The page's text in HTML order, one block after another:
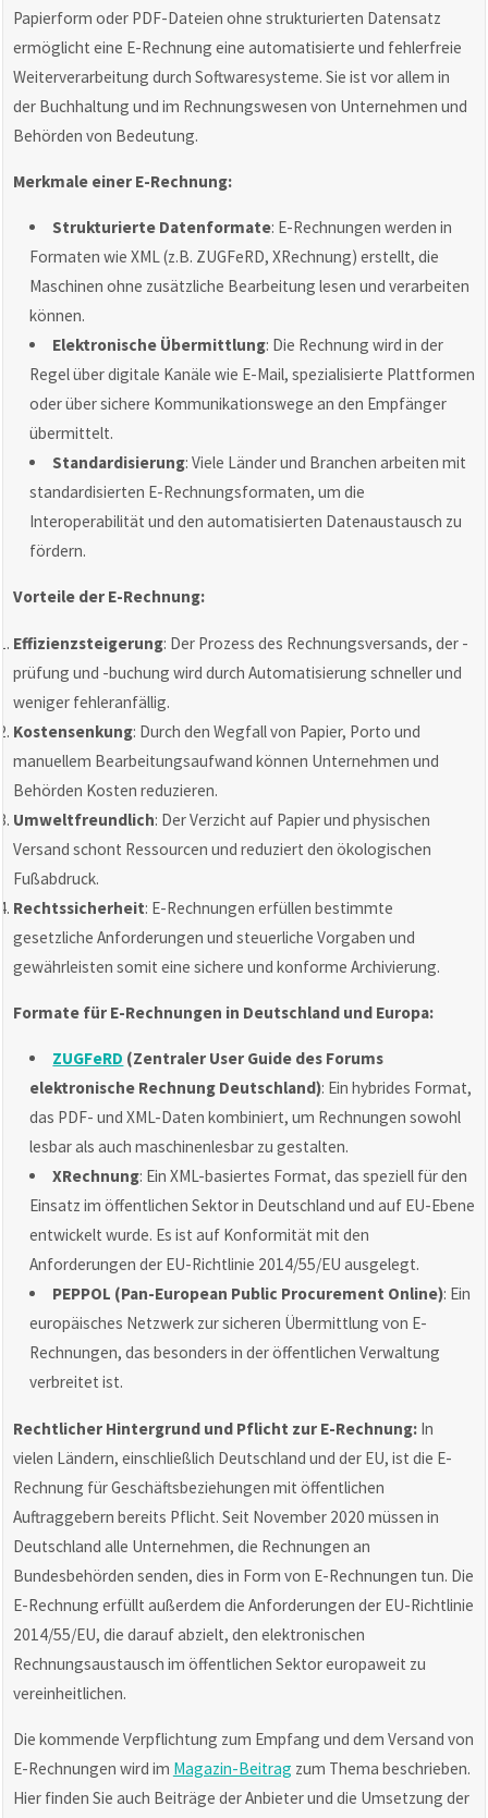
Papierform oder PDF-Dateien ohne strukturierten Datensatz
ermöglicht eine E-Rechnung eine automatisierte und fehlerfreie
Weiterverarbeitung durch Softwaresysteme. Sie ist vor allem in
der Buchhaltung und im Rechnungswesen von Unternehmen und
Behörden von Bedeutung.
Merkmale einer E-Rechnung:
Strukturierte Datenformate: E-Rechnungen werden in
Formaten wie XML (z.B. ZUGFeRD, XRechnung) erstellt, die
Maschinen ohne zusätzliche Bearbeitung lesen und verarbeiten
können.
Elektronische Übermittlung: Die Rechnung wird in der
Regel über digitale Kanäle wie E-Mail, spezialisierte Plattformen
oder über sichere Kommunikationswege an den Empfänger
übermittelt.
Standardisierung: Viele Länder und Branchen arbeiten mit
standardisierten E-Rechnungsformaten, um die
Interoperabilität und den automatisierten Datenaustausch zu
fördern.
Vorteile der E-Rechnung:
Effizienzsteigerung: Der Prozess des Rechnungsversands, der -
prüfung und -buchung wird durch Automatisierung schneller und
weniger fehleranfällig.
Kostensenkung: Durch den Wegfall von Papier, Porto und
manuellem Bearbeitungsaufwand können Unternehmen und
Behörden Kosten reduzieren.
Umweltfreundlich: Der Verzicht auf Papier und physischen
Versand schont Ressourcen und reduziert den ökologischen
Fußabdruck.
Rechtssicherheit: E-Rechnungen erfüllen bestimmte
gesetzliche Anforderungen und steuerliche Vorgaben und
gewährleisten somit eine sichere und konforme Archivierung.
Formate für E-Rechnungen in Deutschland und Europa:
ZUGFeRD (Zentraler User Guide des Forums
elektronische Rechnung Deutschland): Ein hybrides Format,
das PDF- und XML-Daten kombiniert, um Rechnungen sowohl
lesbar als auch maschinenlesbar zu gestalten.
XRechnung: Ein XML-basiertes Format, das speziell für den
Einsatz im öffentlichen Sektor in Deutschland und auf EU-Ebene
entwickelt wurde. Es ist auf Konformität mit den
Anforderungen der EU-Richtlinie 2014/55/EU ausgelegt.
PEPPOL (Pan-European Public Procurement Online): Ein
europäisches Netzwerk zur sicheren Übermittlung von E-
Rechnungen, das besonders in der öffentlichen Verwaltung
verbreitet ist.
Rechtlicher Hintergrund und Pflicht zur E-Rechnung:In
vielen Ländern, einschließlich Deutschland und der EU, ist die E-
Rechnung für Geschäftsbeziehungen mit öffentlichen
Auftraggebern bereits Pflicht. Seit November 2020 müssen in
Deutschland alle Unternehmen, die Rechnungen an
Bundesbehörden senden, dies in Form von E-Rechnungen tun. Die
E-Rechnung erfüllt außerdem die Anforderungen der EU-Richtlinie
2014/55/EU, die darauf abzielt, den elektronischen
Rechnungsaustausch im öffentlichen Sektor europaweit zu
vereinheitlichen.
Die kommende Verpflichtung zum Empfang und dem Versand von
E-Rechnungen wird im Magazin-Beitrag zum Thema beschrieben.
Hier finden Sie auch Beiträge der Anbieter und die Umsetzung der